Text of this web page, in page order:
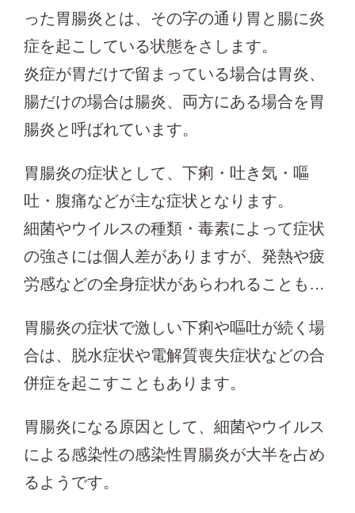
った胃腸炎とは、その字の通り胃と腸に炎
症を起こしている状態をさします。
炎症が胃だけで留まっている場合は胃炎、
腸だけの場合は腸炎、両方にある場合を胃
腸炎と呼ばれています。
胃腸炎の症状として、下痢・吐き気・嘔
吐・腹痛などが主な症状となります。
細菌やウイルスの種類・毒素によって症状
の強さには個人差がありますが、発熱や疲
労感などの全身症状があらわれることも…
胃腸炎の症状で激しい下痢や嘔吐が続く場
合は、脱水症状や電解質喪失症状などの合
併症を起こすこともあります。
胃腸炎になる原因として、細菌やウイルス
による感染性の感染性胃腸炎が大半を占め
るようです。